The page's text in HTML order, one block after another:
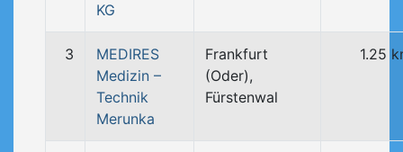
KG
3
MEDIRES
Medizin –
Technik
Merunka
Frankfurt
(Oder),
Fürstenwal
1.25